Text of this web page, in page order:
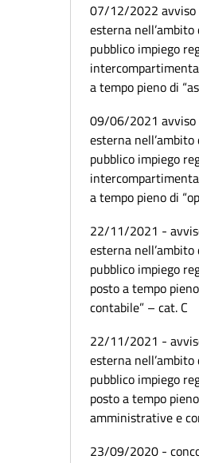
07/12/2022 avviso
esterna
pubblico impiego
a tempo pieno di
09/06/2021 avviso
esterna
pubblico impiego
a tempo pieno di
22/11/2021 -
esterna
pubblico impiego
posto a tempo
contabile” – cat. C
22/11/2021 -
esterna
pubblico impiego
posto a tempo
amministrative e
23/09/2020 -